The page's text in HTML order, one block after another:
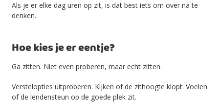
Als je er elke dag uren op zit, is dat best iets om over na te
denken.
Hoe kies je er eentje?
Ga zitten. Niet even proberen, maar echt zitten.
Verstelopties uitproberen. Kijken of de zithoogte klopt. Voelen
of de lendensteun op de goede plek zit.